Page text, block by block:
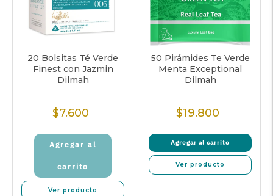
20 Bolsitas Té Verde
Finest con Jazmin
Dilmah
Precio
$7.600
Agregar al
carrito
Ver producto
50 Pirámides Te Verde
Menta Exceptional
Dilmah
Precio
$19.800
Agregar al carrito
Ver producto